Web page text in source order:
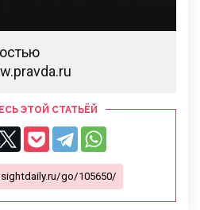
ЭТОЙ СТАТЬЁЙ